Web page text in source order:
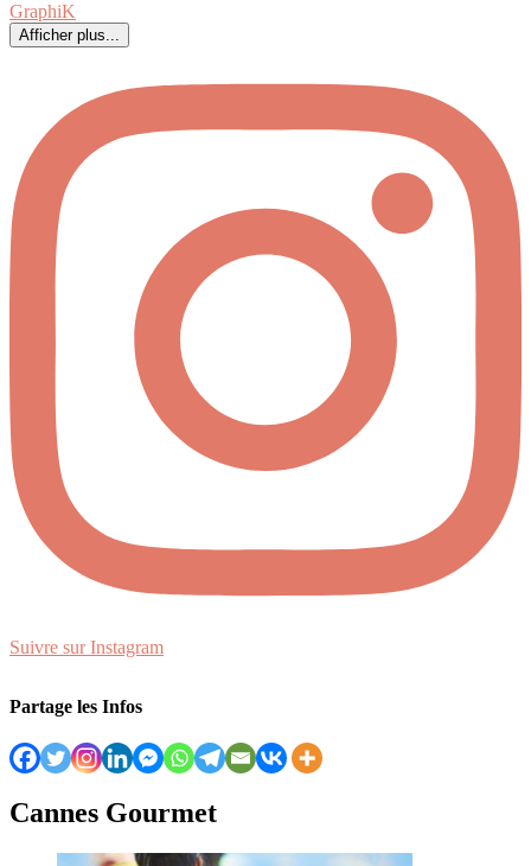
Afficher plus...
Suivre sur Instagram
Partage les Infos
Cannes Gourmet